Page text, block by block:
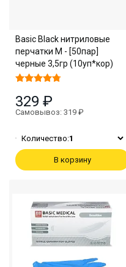
Basic Black нитриловые
перчатки M - [50пар]
черные 3,5гр (10уп*кор)
329 ₽
Самовывоз: 319 ₽
Количество:1
В корзину